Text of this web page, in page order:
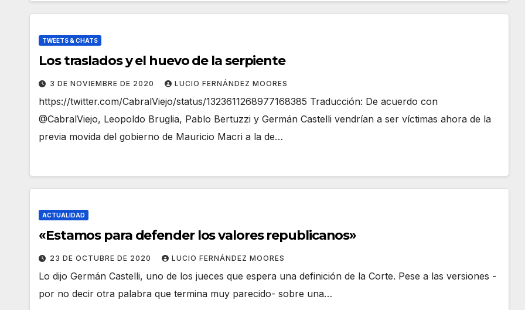
TWEETS & CHATS
Los traslados y el huevo de la serpiente
3 DE NOVIEMBRE DE 2020 LUCIO FERNÁNDEZ MOORES
https://twitter.com/CabralViejo/status/1323611268977168385 Traducción: De acuerdo con
@CabralViejo, Leopoldo Bruglia, Pablo Bertuzzi y Germán Castelli vendrían a ser víctimas ahora de la
previa movida del gobierno de Mauricio Macri a la de…
ACTUALIDAD
«Estamos para defender los valores republicanos»
23 DE OCTUBRE DE 2020 LUCIO FERNÁNDEZ MOORES
Lo dijo Germán Castelli, uno de los jueces que espera una definición de la Corte. Pese a las versiones -
por no decir otra palabra que termina muy parecido- sobre una…